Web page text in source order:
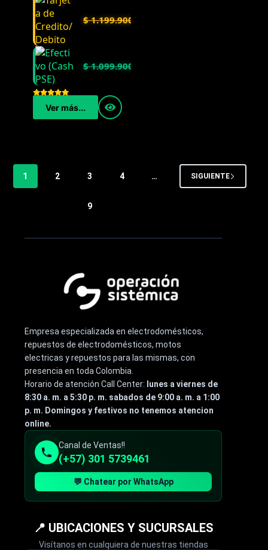
$1.199.900
$1.099.900
Ver más...
1 2 3 4 …
9
SIGUIENTE
Empresa especializada en electrodomésticos,
repuestos de electrodomésticos, motos
electricas y repuestos para las mismas, con
presencia en toda Colombia.
Horario de atención Call Center: lunes a viernes de
8:30 a. m. a 5:30 p. m. sabados de 9:00 a. m. a 1:00
p. m. Domingos y festivos no tenemos atencion
online.
Canal de Ventas!!
(+57) 301 5739461
💬 Chatear por WhatsApp
📍 UBICACIONES Y SUCURSALES
Visítanos en cualquiera de nuestras tiendas